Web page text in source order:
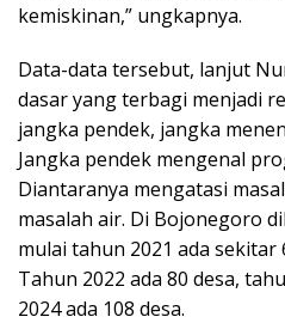
kemiskinan,” ungkapnya.
Data-data tersebut, lanjut
dasar yang terbagi menjadi
jangka pendek, jangka
Jangka pendek mengenal
Diantaranya mengatasi
masalah air. Di Bojonegoro
mulai tahun 2021 ada sekitar
Tahun 2022 ada 80 desa,
2024 ada 108 desa.